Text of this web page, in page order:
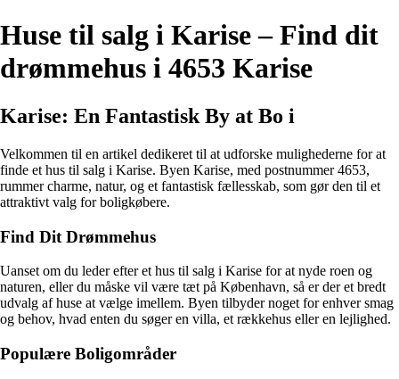
Huse til salg i Karise – Find dit
drømmehus i 4653 Karise
Karise: En Fantastisk By at Bo i
Velkommen til en artikel dedikeret til at udforske mulighederne for at
finde et hus til salg i Karise. Byen Karise, med postnummer 4653,
rummer charme, natur, og et fantastisk fællesskab, som gør den til et
attraktivt valg for boligkøbere.
Find Dit Drømmehus
Uanset om du leder efter et hus til salg i Karise for at nyde roen og
naturen, eller du måske vil være tæt på København, så er der et bredt
udvalg af huse at vælge imellem. Byen tilbyder noget for enhver smag
og behov, hvad enten du søger en villa, et rækkehus eller en lejlighed.
Populære Boligområder